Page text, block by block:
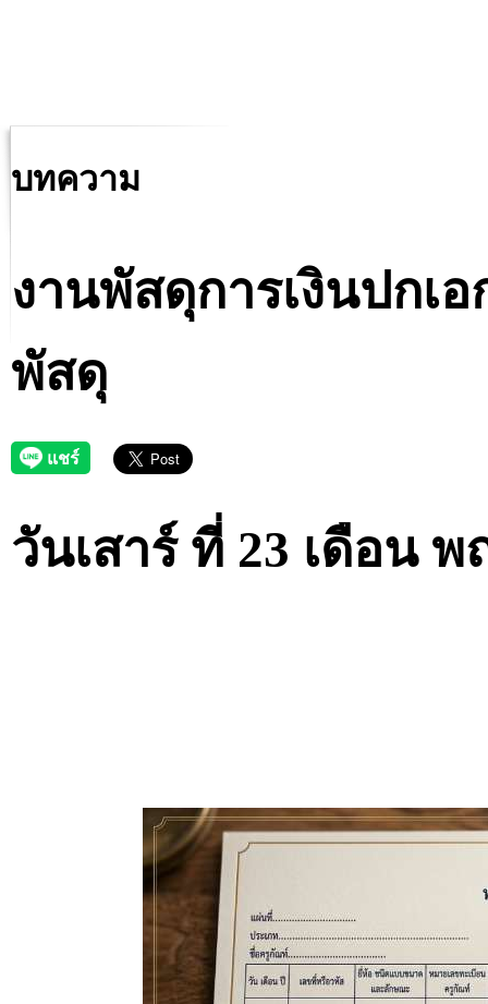
บทความ
งานพัสดุการเงินปกเ
พัสดุ
วันเสาร์ ที่ 23 เดือน